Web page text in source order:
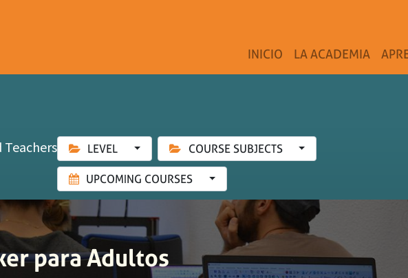
INICIO LA ACADEMIA
Teachers LEVEL
COURSE SUBJECTS
UPCOMING COURSES
para Adultos